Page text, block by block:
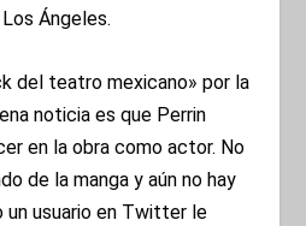
Ángeles.
del teatro mexicano» por la
noticia es que Perrin
en la obra como actor. No
de la manga y aún no hay
un usuario en Twitter le